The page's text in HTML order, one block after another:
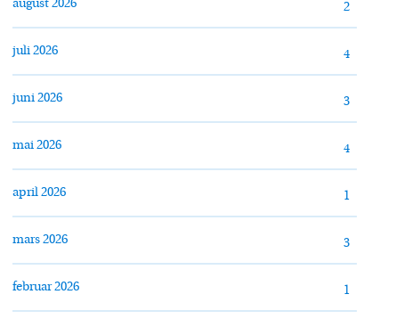
august 2026 2
juli 2026 4
juni 2026 3
mai 2026 4
april 2026 1
mars 2026 3
februar 2026 1